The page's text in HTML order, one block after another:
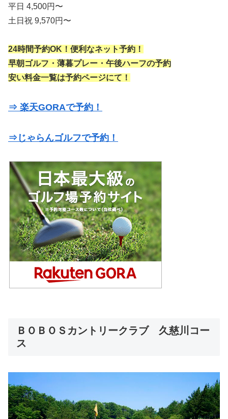
平日 4,500円〜
土日祝 9,570円〜
24時間予約OK！便利なネット予約！
早朝ゴルフ・薄暮プレー・午後ハーフの予約
安い料金一覧は予約ページにて！
⇒ 楽天GORAで予約！
⇒じゃらんゴルフで予約！
ＢＯＢＯＳカントリークラブ 久慈川コー
ス